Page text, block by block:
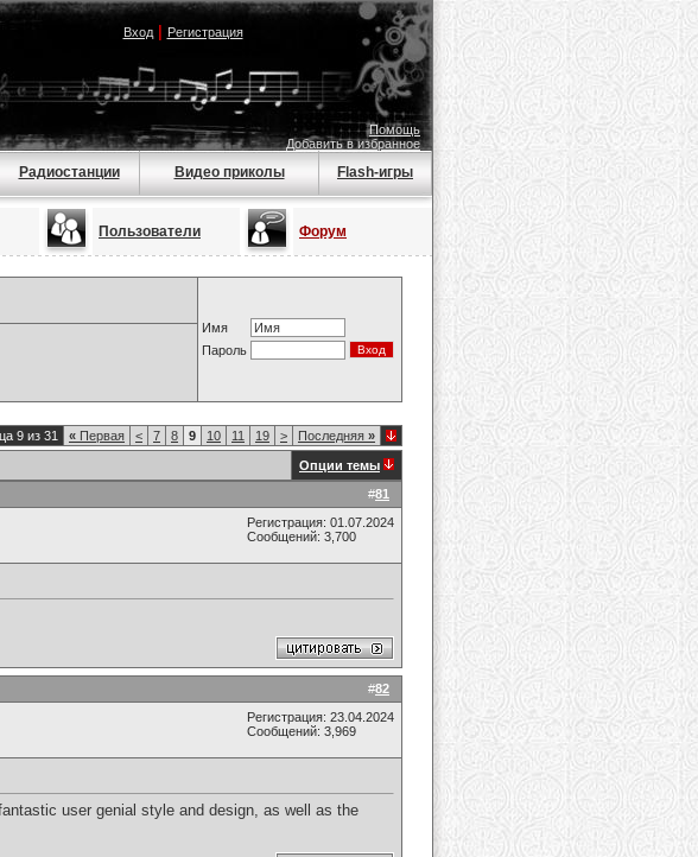
Вход| Регистрация
Помощь
Добавить в избранное
Радиостанции Видео приколы Flash-игры
Пользователи Форум
Имя
Пароль
9 из 31 « Первая < 7 8 9 10 11 19 > Последняя »
Опции темы
#81
Регистрация: 01.07.2024
Сообщений: 3,700
#82
Регистрация: 23.04.2024
Сообщений: 3,969
user genial style and design, as well as the